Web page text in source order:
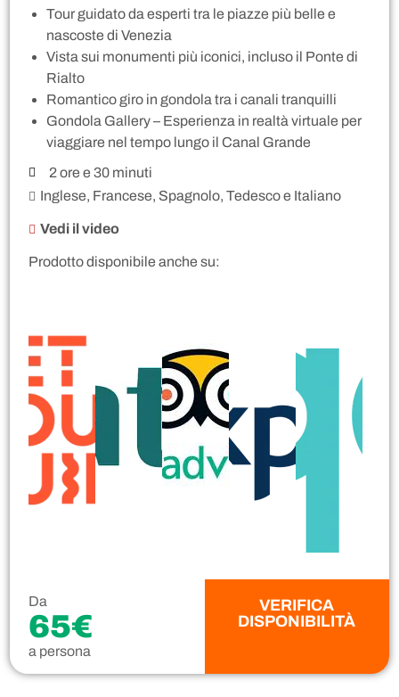
Tour guidato da esperti tra le piazze più belle e
nascoste di Venezia
Vista sui monumenti più iconici, incluso il Ponte di
Rialto
Romantico giro in gondola tra i canali tranquilli
Gondola Gallery – Esperienza in realtà virtuale per
viaggiare nel tempo lungo il Canal Grande
2 ore e 30 minuti
Inglese, Francese, Spagnolo, Tedesco e Italiano
Vedi il video
Prodotto disponibile anche su:
Da
65€
a persona
VERIFICA
DISPONIBILITÀ